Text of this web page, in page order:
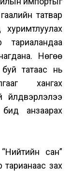
татвар
тариаландаа
Нөгөө
татаас нь
хангах
үйлдвэрлэлээ
анзаарах
сан”
зах